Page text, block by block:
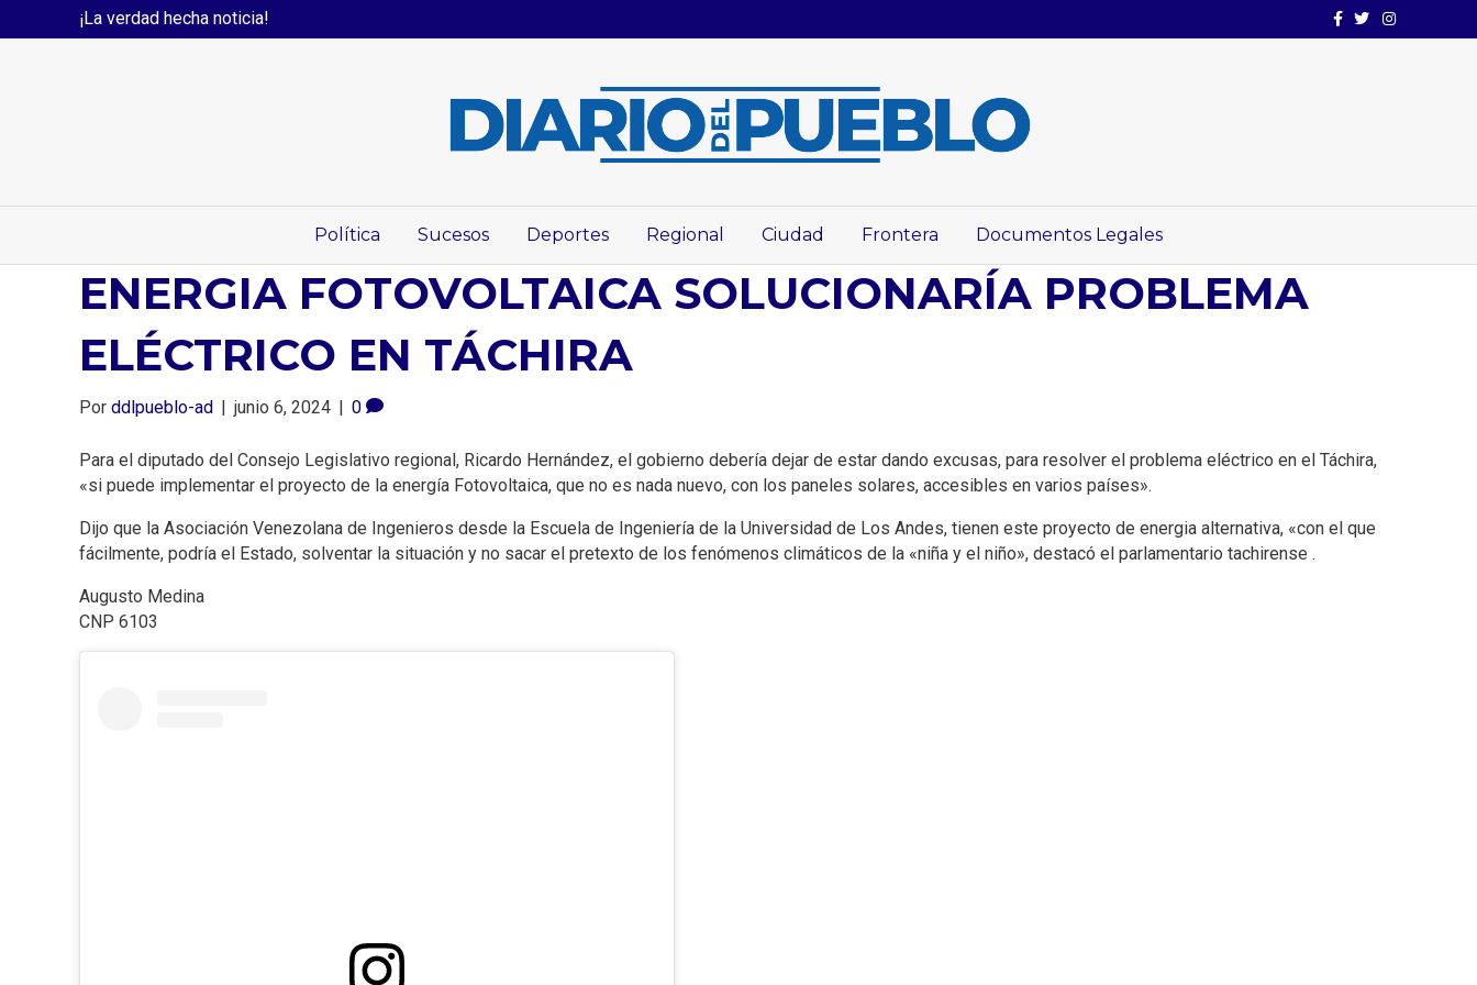
¡La verdad hecha noticia! Facebook
TwitterInstagram
Política Sucesos Deportes Regional Ciudad Frontera Documentos Legales
ENERGIA FOTOVOLTAICA SOLUCIONARÍA PROBLEMA
ELÉCTRICO EN TÁCHIRA
Por ddlpueblo-ad junio 6, 2024 0
Para el diputado del Consejo Legislativo regional, Ricardo Hernández, el gobierno debería dejar de estar dando excusas, para resolver el problema eléctrico en el Táchira,
«si puede implementar el proyecto de la energía Fotovoltaica, que no es nada nuevo, con los paneles solares, accesibles en varios países».
Dijo que la Asociación Venezolana de Ingenieros desde la Escuela de Ingeniería de la Universidad de Los Andes, tienen este proyecto de energia alternativa, «con el que
fácilmente, podría el Estado, solventar la situación y no sacar el pretexto de los fenómenos climáticos de la «niña y el niño», destacó el parlamentario tachirense .
Augusto Medina
CNP 6103